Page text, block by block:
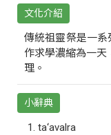
文化介紹
傳統祖靈祭是一
作求學濃縮為一天
理。
小辭典
ta‘avalra